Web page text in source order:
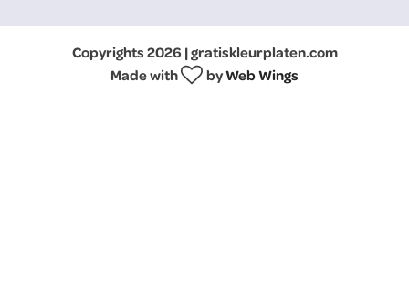
Copyrights 2026 | gratiskleurplaten.com
Made with
byWeb Wings